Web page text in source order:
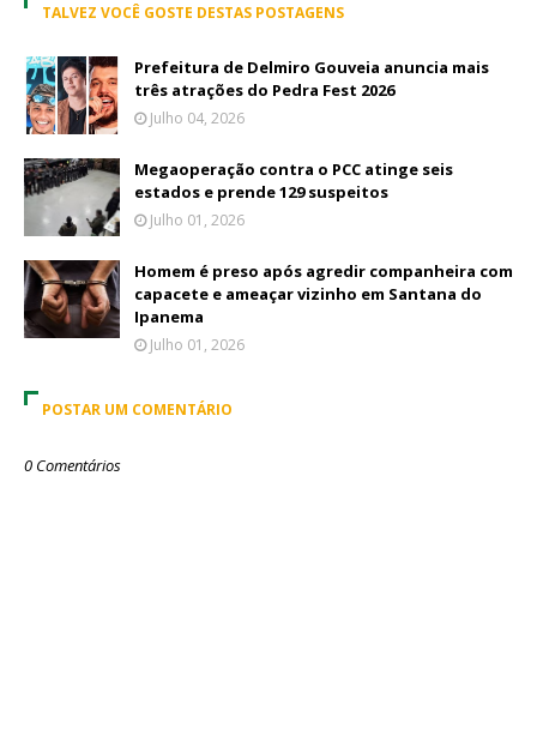
TALVEZ VOCÊ GOSTE DESTAS POSTAGENS
Prefeitura de Delmiro Gouveia anuncia mais
três atrações do Pedra Fest 2026
Julho 04, 2026
Megaoperação contra o PCC atinge seis
estados e prende 129 suspeitos
Julho 01, 2026
Homem é preso após agredir companheira com
capacete e ameaçar vizinho em Santana do
Ipanema
Julho 01, 2026
POSTAR UM COMENTÁRIO
0 Comentários